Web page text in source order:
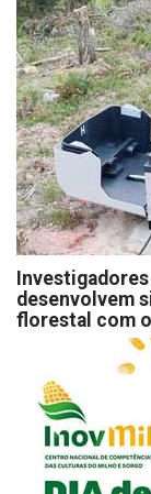
desenvolvem
florestal com